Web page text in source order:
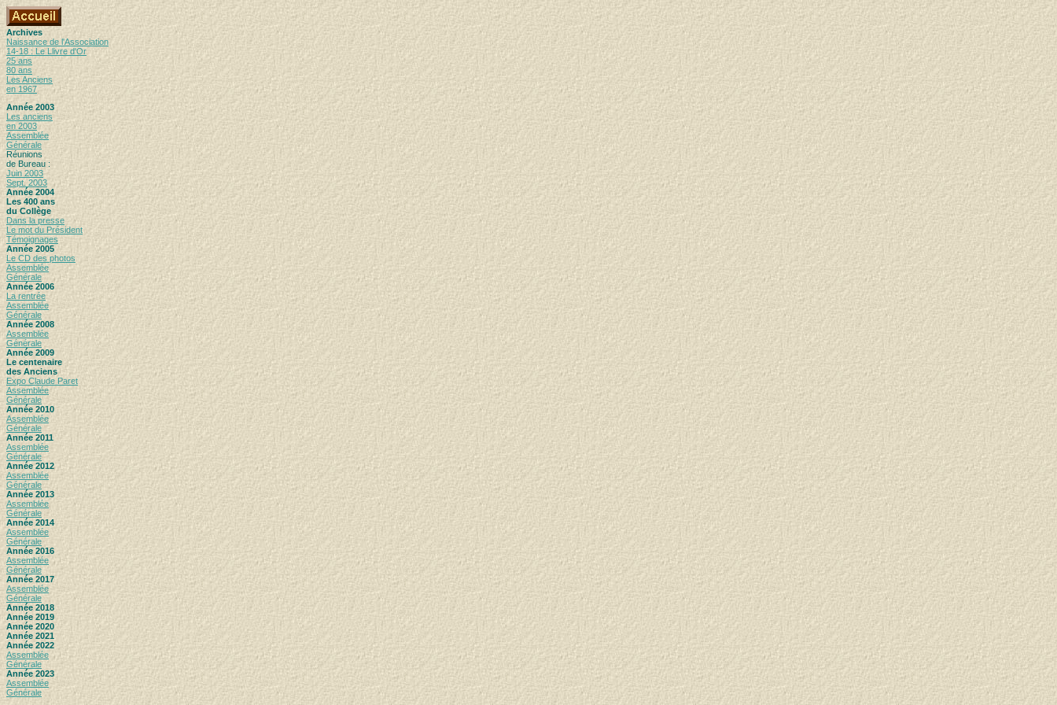
Archives
Naissance de l'Association
14-18 : Le Llivre d'Or
25 ans
80 ans
Les Anciens
en 1967
Année 2003
Les anciens
en 2003
Assemblée
Générale
Réunions
de Bureau :
Juin 2003
Sept. 2003
Année 2004
Les 400 ans
du Collège
Dans la presse
Le mot du Président
Témoignages
Année 2005
Le CD des photos
Assemblée
Générale
Année 2006
La rentrée
Assemblée
Générale
Année 2008
Assemblée
Générale
Année 2009
Le centenaire
des Anciens
Expo Claude Paret
Assemblée
Générale
Année 2010
Assemblée
Générale
Année 2011
Assemblée
Générale
Année 2012
Assemblée
Générale
Année 2013
Assemblée
Générale
Année 2014
Assemblée
Générale
Année 2016
Assemblée
Générale
Année 2017
Assemblée
Générale
Année 2018
Année 2019
Année 2020
Année 2021
Année 2022
Assemblée
Générale
Année 2023
Assemblée
Générale